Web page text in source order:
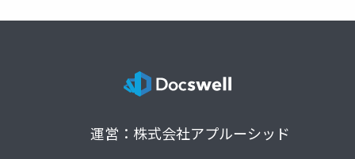
運営：株式会社アプルーシッド